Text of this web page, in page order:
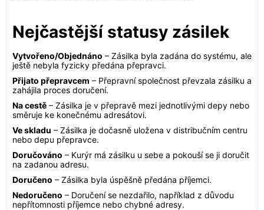
Nejčastější statusy zásilek
Vytvořeno/Objednáno – Zásilka byla zadána do systému, ale
ještě nebyla fyzicky předána přepravci.
Přijato přepravcem – Přepravní společnost převzala zásilku a
zahájila proces doručení.
Na cestě – Zásilka je v přepravě mezi jednotlivými depy nebo
směruje ke konečnému adresátovi.
Ve skladu – Zásilka je dočasně uložena v distribučním centru
nebo depu přepravce.
Doručováno – Kurýr má zásilku u sebe a pokouší se ji doručit
na zadanou adresu.
Doručeno – Zásilka byla úspěšně předána příjemci.
Nedoručeno – Doručení se nezdařilo, například z důvodu
nepřítomnosti příjemce nebo chybné adresy.